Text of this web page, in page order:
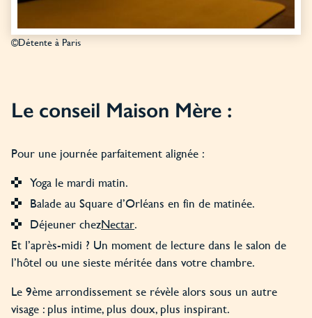
©Détente à Paris
Le conseil Maison Mère :
Pour une journée parfaitement alignée :
Yoga le mardi matin.
Balade au Square d’Orléans en fin de matinée.
Déjeuner chezNectar.
Et l’après-midi ? Un moment de lecture dans le salon de
l’hôtel ou une sieste méritée dans votre chambre.
Le 9ème arrondissement se révèle alors sous un autre
visage : plus intime, plus doux, plus inspirant.